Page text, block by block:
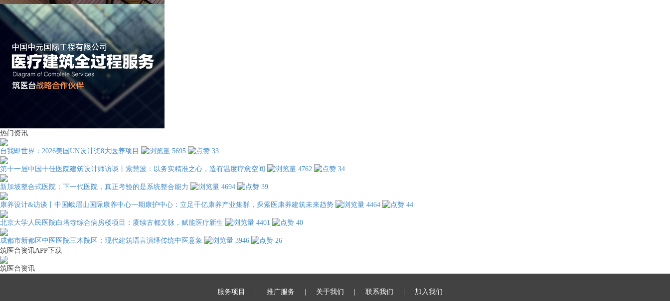
热门资讯
自我即世界：2026美国UN设计奖8大医养项目 5695 33
第十一届中国十佳医院建筑设计师访谈丨索慧波：以务实精准之心，造有温度疗愈空间 4762 34
新加坡整合式医院：下一代医院，真正考验的是系统整合能力 4694 39
康养设计&访谈丨中国峨眉山国际康养中心一期康护中心：立足千亿康养产业集群，探索医康养建筑未来趋势 4464 44
北京大学人民医院白塔寺综合病房楼项目：赓续古都文脉，赋能医疗新生 4401 40
成都市新都区中医医院三木院区：现代建筑语言演绎传统中医意象 3946
26
筑医台资讯APP下载
筑医台资讯
服务项目 推广服务 关于我们 联系我们 加入我们